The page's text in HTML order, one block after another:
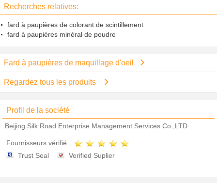
Recherches relatives:
fard à paupières de colorant de scintillement
fard à paupières minéral de poudre
Fard à paupières de maquillage d'oeil
Regardez tous les produits
Profil de la société
Beijing Silk Road Enterprise Management Services Co.,LTD
Fournisseurs vérifié
Trust Seal
Verified Suplier